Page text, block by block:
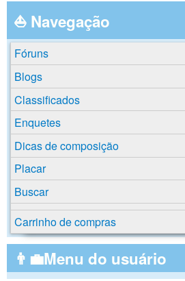
⛵ Navegação
Fóruns
Blogs
Classificados
Enquetes
Dicas de composição
Placar
Buscar
Carrinho de compras
👨‍💼Menu do usuário